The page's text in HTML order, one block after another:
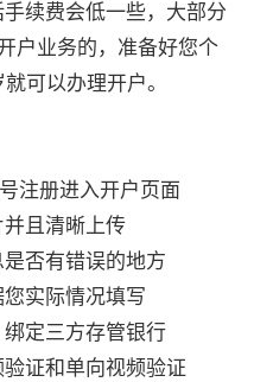
续费会低一些，大部分
户业务的，准备好您个
可以办理开户。
注册进入开户页面
且清晰上传
否有错误的地方
实际情况填写
定三方存管银行
证和单向视频验证